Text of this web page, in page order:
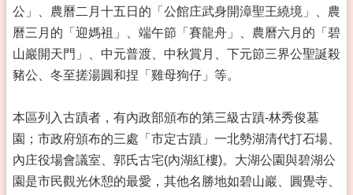
公」、農曆二月十五日的「公館庄武身開漳聖王繞境」、農
曆三月的「迎媽祖」、端午節「賽龍舟」、農曆六月的「碧
山巖開天門」、中元普渡、中秋賞月、下元節三界公聖誕殺
豬公、冬至搓湯圓和捏「雞母狗仔」等。
本區列入古蹟者，有內政部頒布的第三級古蹟-林秀俊墓
園；市政府頒布的三處「市定古蹟」一北勢湖清代打石場、
內庄役場會議室、郭氏古宅(內湖紅樓)。大湖公園與碧湖公
園是市民觀光休憩的最愛，其他名勝地如碧山巖、圓覺寺、